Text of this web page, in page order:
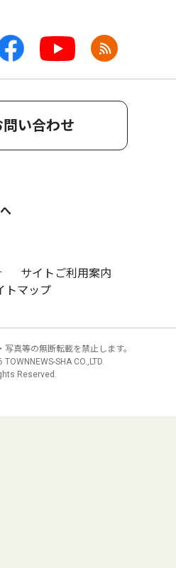
問い合わせ
サイトご利用案内
トマップ
真等の無断転載を禁止します。
TOWNNEWS-SHA CO.,LTD.
Reserved.